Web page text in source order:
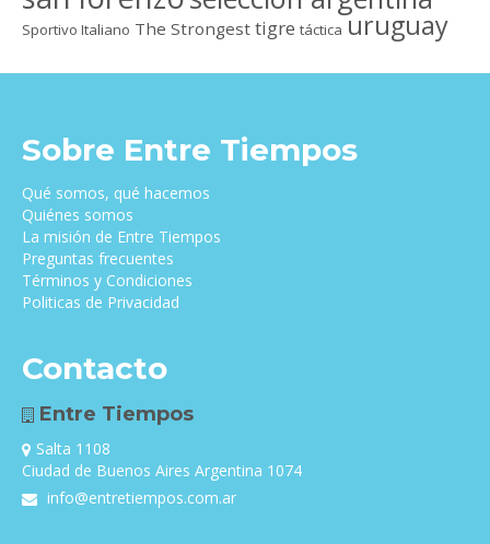
Sportivo Italiano The Strongest tigre táctica uruguay
Sobre Entre Tiempos
Qué somos, qué hacemos
Quiénes somos
La misión de Entre Tiempos
Preguntas frecuentes
Términos y Condiciones
Politicas de Privacidad
Contacto
Entre Tiempos
Salta 1108
Ciudad de Buenos Aires Argentina 1074
info@entretiempos.com.ar